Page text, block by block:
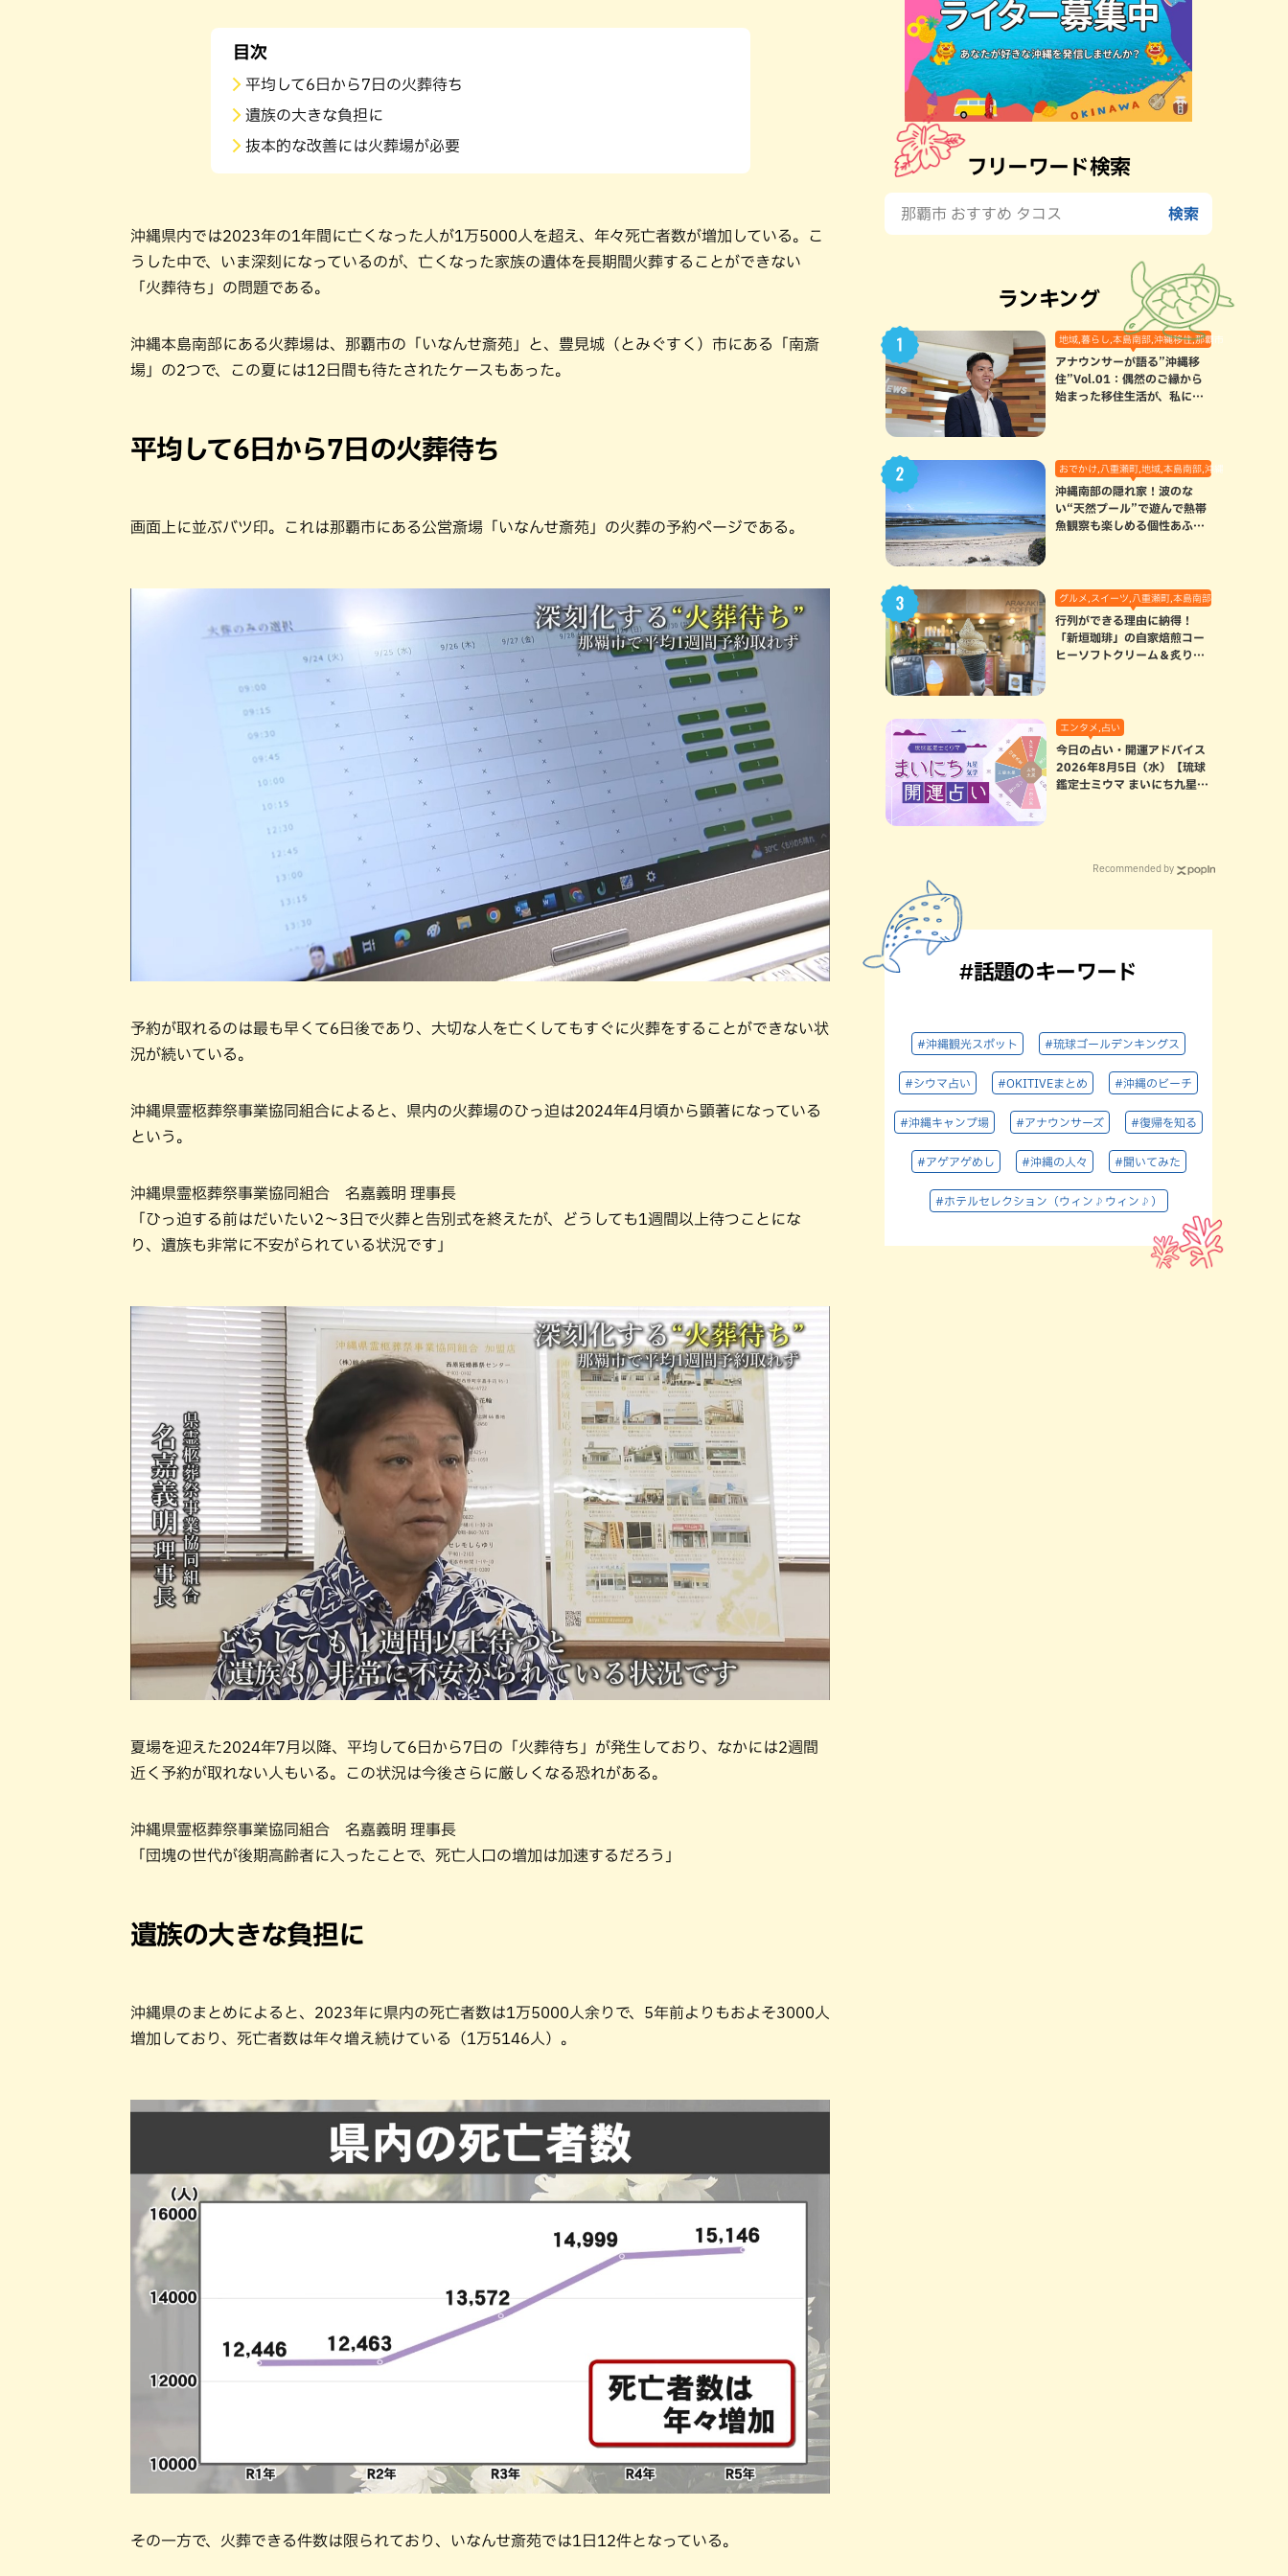
目次
平均して6日から7日の火葬待ち
遺族の大きな負担に
抜本的な改善には火葬場が必要
沖縄県内では2023年の1年間に亡くなった人が1万5000人を超え、年々死亡者数が増加している。こ
うした中で、いま深刻になっているのが、亡くなった家族の遺体を長期間火葬することができない
「火葬待ち」の問題である。
沖縄本島南部にある火葬場は、那覇市の「いなんせ斎苑」と、豊見城（とみぐすく）市にある「南斎
場」の2つで、この夏には12日間も待たされたケースもあった。
平均して6日から7日の火葬待ち
画面上に並ぶバツ印。これは那覇市にある公営斎場「いなんせ斎苑」の火葬の予約ページである。
予約が取れるのは最も早くて6日後であり、大切な人を亡くしてもすぐに火葬をすることができない状
況が続いている。
沖縄県霊柩葬祭事業協同組合によると、県内の火葬場のひっ迫は2024年4月頃から顕著になっている
という。
沖縄県霊柩葬祭事業協同組合 名嘉義明 理事長
「ひっ迫する前はだいたい2～3日で火葬と告別式を終えたが、どうしても1週間以上待つことにな
り、遺族も非常に不安がられている状況です」
夏場を迎えた2024年7月以降、平均して6日から7日の「火葬待ち」が発生しており、なかには2週間
近く予約が取れない人もいる。この状況は今後さらに厳しくなる恐れがある。
沖縄県霊柩葬祭事業協同組合 名嘉義明 理事長
「団塊の世代が後期高齢者に入ったことで、死亡人口の増加は加速するだろう」
遺族の大きな負担に
沖縄県のまとめによると、2023年に県内の死亡者数は1万5000人余りで、5年前よりもおよそ3000人
増加しており、死亡者数は年々増え続けている（1万5146人）。
その一方で、火葬できる件数は限られており、いなんせ斎苑では1日12件となっている。
フリーワード検索
ランキング
地域,暮らし,本島南部,沖縄移住,那覇市
アナウンサーが語る”沖縄移
住”Vol.01：偶然のご縁から
始まった移住生活が、私にと
おでかけ,八重瀬町,地域,本島南部,沖縄の海,自然
沖縄南部の隠れ家！波のな
い“天然プール”で遊んで熱帯
魚観察も楽しめる個性あふれ
グルメ,スイーツ,八重瀬町,本島南部
行列ができる理由に納得！
「新垣珈琲」の自家焙煎コー
ヒーソフトクリーム＆炙りマ
エンタメ,占い
今日の占い・開運アドバイス
2026年8月5日（水）【琉球
鑑定士ミウマ まいにち九星気
Recommended by
#話題のキーワード
#沖縄観光スポット #琉球ゴールデンキングス
#シウマ占い #OKITIVEまとめ #沖縄のビーチ
#沖縄キャンプ場 #アナウンサーズ #復帰を知る
#アゲアゲめし #沖縄の人々 #聞いてみた
#ホテルセレクション（ウィン♪ウィン♪）